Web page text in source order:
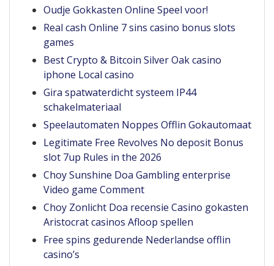
Oudje Gokkasten Online Speel voor!
Real cash Online 7 sins casino bonus slots
games
Best Crypto & Bitcoin Silver Oak casino
iphone Local casino
Gira spatwaterdicht systeem IP44
schakelmateriaal
Speelautomaten Noppes Offlin Gokautomaat
Legitimate Free Revolves No deposit Bonus
slot 7up Rules in the 2026
Choy Sunshine Doa Gambling enterprise
Video game Comment
Choy Zonlicht Doa recensie Casino gokasten
Aristocrat casinos Afloop spellen
Free spins gedurende Nederlandse offlin
casino’s